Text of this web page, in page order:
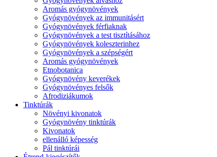
Aromás gyógynövények
Gyógynövények az immunitásért
Gyógynövények férfiaknak
Gyógynövények a test tisztításához
Gyógynövények koleszterinhez
Gyógynövények a szépségért
Aromás gyógynövények
Etnobotanica
Gyógynövény keverékek
Gyógynövényes felsők
Afrodiziákumok
Tinktúrák
Növényi kivonatok
Gyógynövény tinktúrák
Kivonatok
ellenálló képesség
Pál tinktúrái